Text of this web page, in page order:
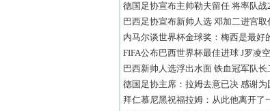
德国足协宣布主帅勒夫留任 将率队战
巴西足协宣布新帅人选 邓加二进宫取
内马尔谈世界杯金球奖：梅西是最好
FIFA公布巴西世界杯最佳进球 J罗凌
巴西新帅人选浮出水面 铁血冠军队长
德国足协主席：拉姆去意已决 感谢为
拜仁慕尼黑祝福拉姆：从此他离开了